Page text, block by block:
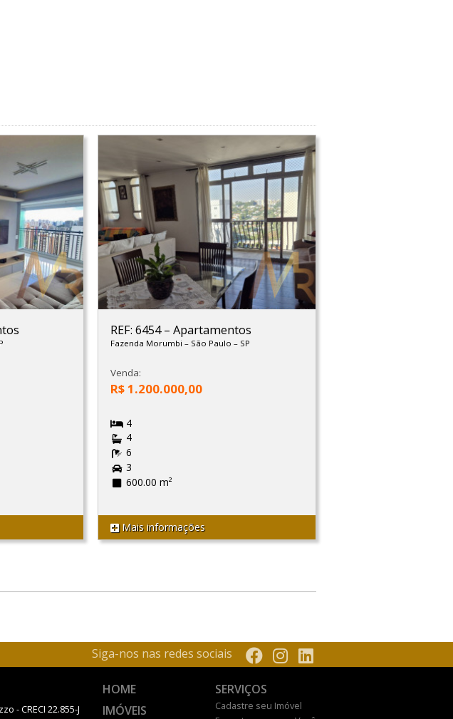
REF: 6454–Apartamentos
Fazenda Morumbi– São Paulo– SP
Venda:
R$ 1.200.000,00
4
4
6
3
600.00 m²
Mais informações
Siga-nos nas redes sociais
- CRECI 22.855-J
HOME
IMÓVEIS
SERVIÇOS
Cadastre seu Imóvel